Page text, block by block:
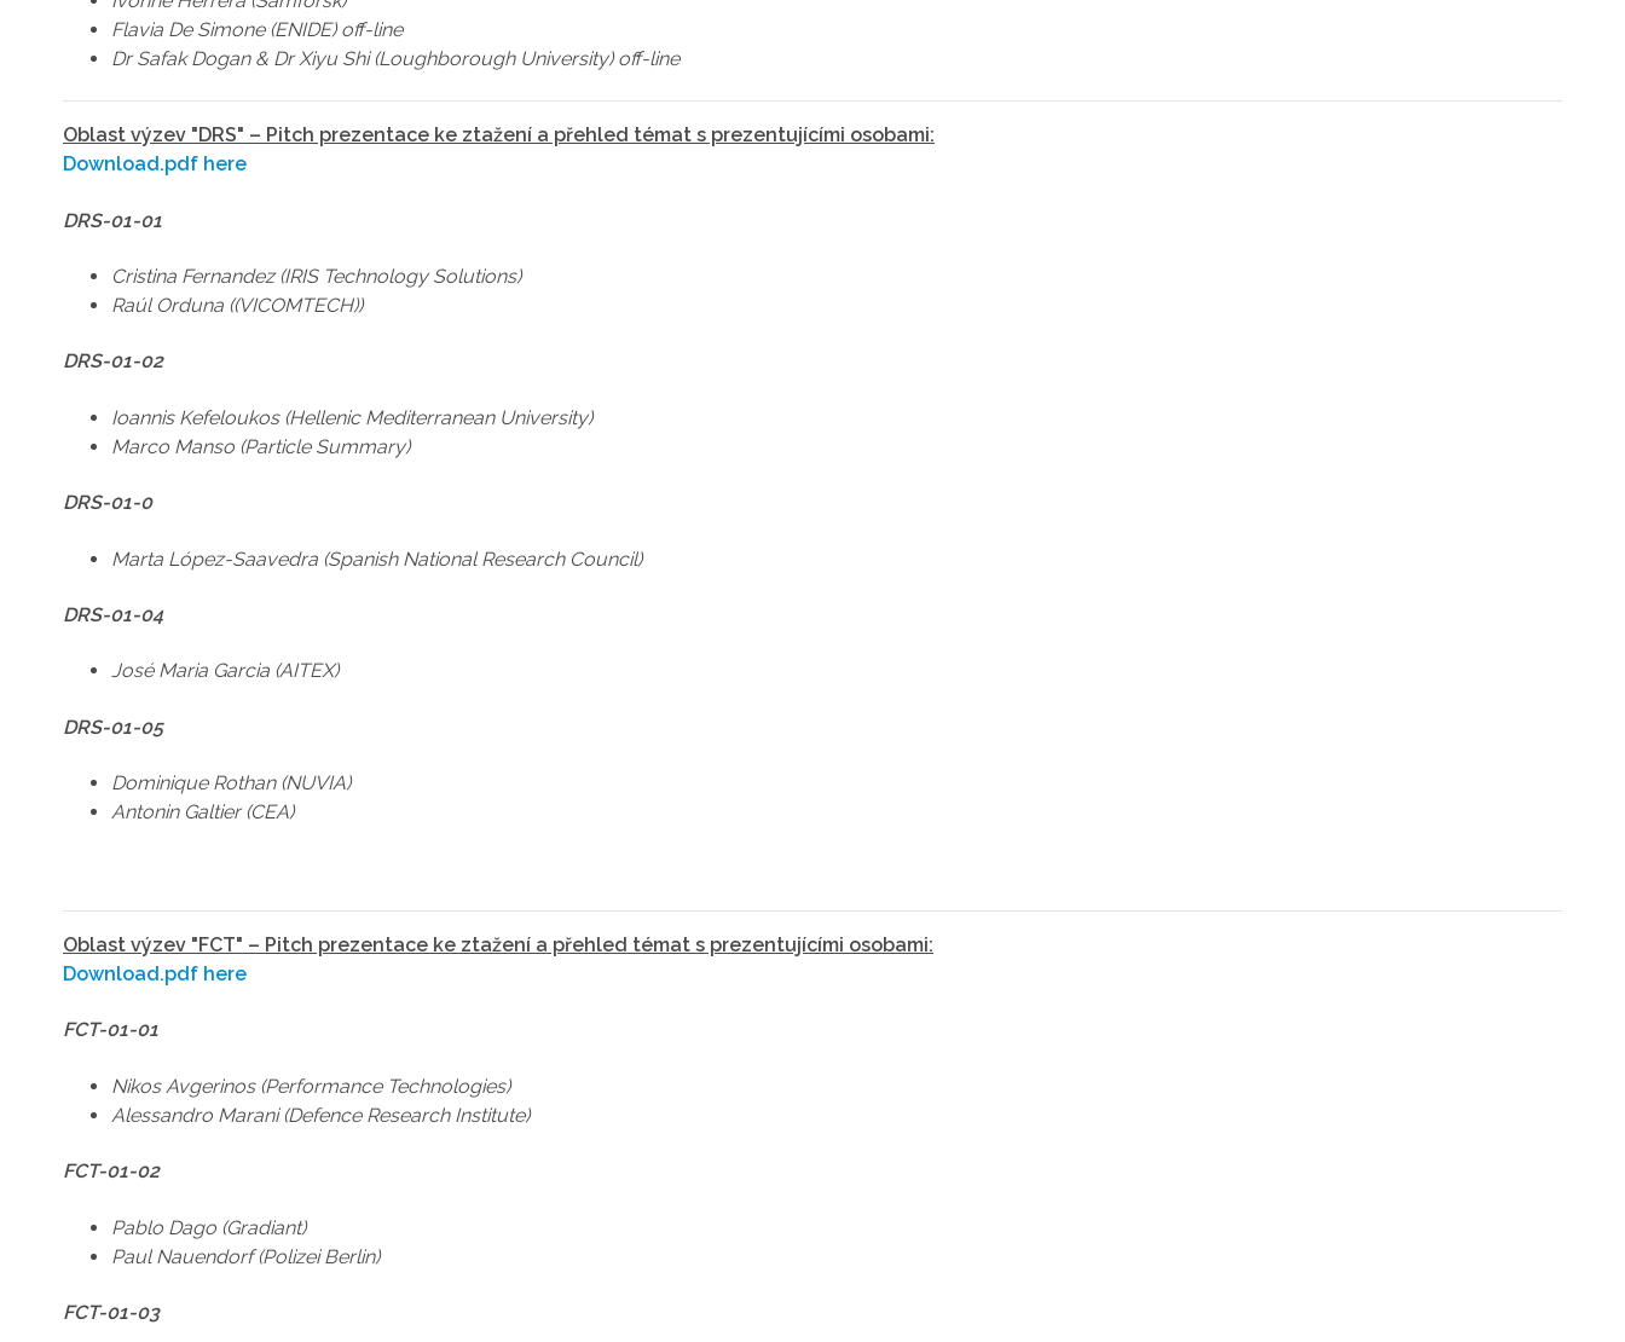
Flavia De Simone (ENIDE) off-line
Dr Safak Dogan & Dr Xiyu Shi (Loughborough University) off-line
Oblast výzev "DRS" – Pitch prezentace ke ztažení a přehled témat s prezentujícími osobami:
Download.pdf here
DRS-01-01
Cristina Fernandez (IRIS Technology Solutions)
Raúl Orduna ((VICOMTECH))
DRS-01-02
Ioannis Kefeloukos (Hellenic Mediterranean University)
Marco Manso (Particle Summary)
DRS-01-0
Marta López-Saavedra (Spanish National Research Council)
DRS-01-04
José Maria Garcia (AITEX)
DRS-01-05
Dominique Rothan (NUVIA)
Antonin Galtier (CEA)
Oblast výzev "FCT" – Pitch prezentace ke ztažení a přehled témat s prezentujícími osobami:
Download.pdf here
FCT-01-01
Nikos Avgerinos (Performance Technologies)
Alessandro Marani (Defence Research Institute)
FCT-01-02
Pablo Dago (Gradiant)
Paul Nauendorf (Polizei Berlin)
FCT-01-03